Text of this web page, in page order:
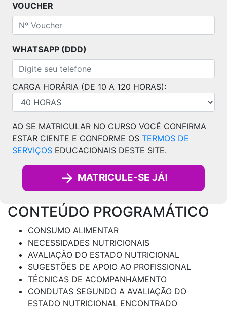
VOUCHER
WHATSAPP (DDD)
CARGA HORÁRIA (DE 10 A 120 HORAS):
AO SE MATRICULAR NO CURSO VOCÊ CONFIRMA
ESTAR CIENTE E CONFORME OS TERMOS DE
SERVIÇOS EDUCACIONAIS DESTE SITE.
MATRICULE-SE JÁ!
CONTEÚDO PROGRAMÁTICO
CONSUMO ALIMENTAR
NECESSIDADES NUTRICIONAIS
AVALIAÇÃO DO ESTADO NUTRICIONAL
SUGESTÕES DE APOIO AO PROFISSIONAL
TÉCNICAS DE ACOMPANHAMENTO
CONDUTAS SEGUNDO A AVALIAÇÃO DO
ESTADO NUTRICIONAL ENCONTRADO